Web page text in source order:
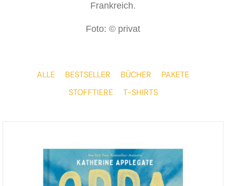
Frankreich.
Foto: © privat
ALLE BESTSELLER BÜCHER
PAKETE
STOFFTIERE
T-SHIRTS